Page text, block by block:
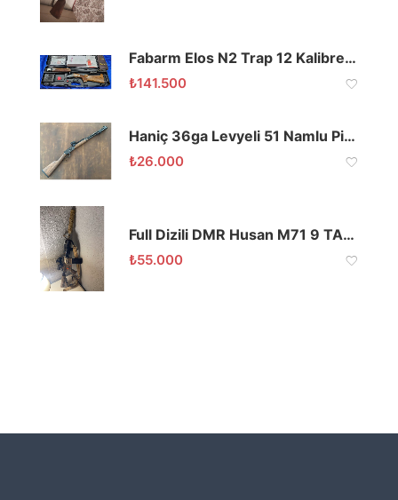
Fabarm Elos N2 Trap 12 Kalibre 76 Namlu Düz Bant
₺141.500
Haniç 36ga Levyeli 51 Namlu Picatinny Raylı
₺26.000
Full Dizili DMR Husan M71 9 TAKSİT VADE FARKSIZ
₺55.000